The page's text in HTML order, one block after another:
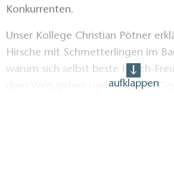
Konkurrenten.
Unser Kollege Christian Pötner
Hirsche mit Schmetterlingen im
warum sich selbst beste Hirsch-
dem Weg gehen und wozu ein
aufklappen